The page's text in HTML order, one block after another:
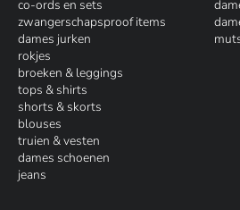
co-ords en sets
zwangerschapsproof items
dames jurken
rokjes
broeken & leggings
tops & shirts
shorts & skorts
blouses
truien & vesten
dames schoenen
jeans